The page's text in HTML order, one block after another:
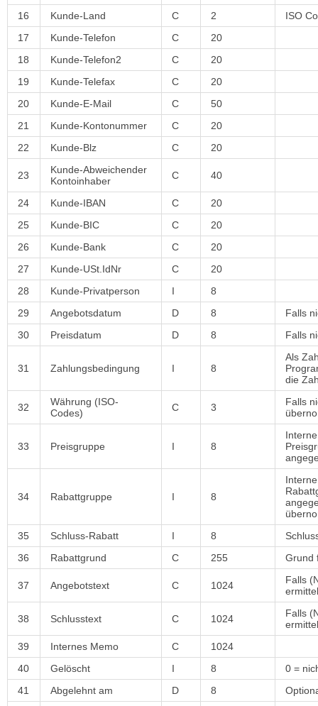
16
Kunde-Land C 2
ISO
17
Kunde-Telefon C
20
18
Kunde-Telefon2 C
20
19
Kunde-Telefax C
20
20
Kunde-E-Mail C
50
21
Kunde-Kontonummer C
20
22
Kunde-Blz C 20
23
Kunde-Abweichender
Kontoinhaber
C 40
24 Kunde-IBAN C
20
25
Kunde-BIC C
20
26
Kunde-Bank C
20
27
Kunde-USt.IdNr C
20
28
Kunde-Privatperson I
8
29
Angebotsdatum D 8
Falls
30
Preisdatum D 8 Falls
31 Zahlungsbedingung I 8
Als
die
32
Währung (ISO-
Codes)
C 3
Falls
33 Preisgruppe I 8
34 Rabattgruppe I 8
35
Schluss-Rabatt I 8
36
Rabattgrund C 255 Grund
37 Angebotstext C 1024
Falls
38 Schlusstext C 1024
Falls
39
Internes Memo C
1024
40
Gelöscht I 8
0 =
41
Abgelehnt am D 8